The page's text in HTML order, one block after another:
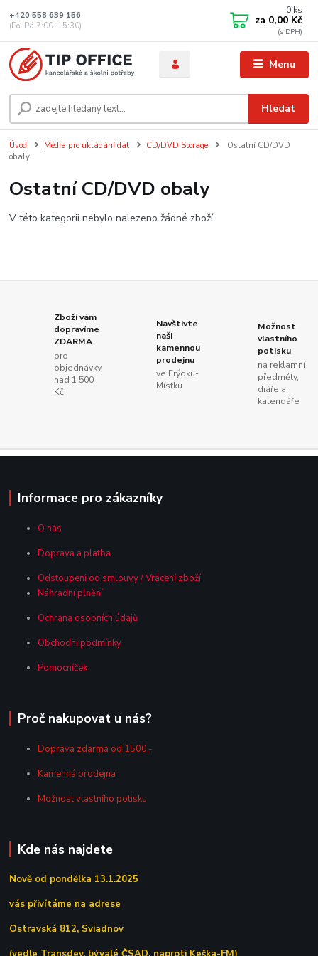
Menu
Hledat
+420 558 639 156
(Po–Pá 7:00–15:30)
0 ks
za 0,00 Kč
Úvod Média pro ukládání dat CD/DVD Storage
Ostatní CD/DVD
obaly
Ostatní CD/DVD obaly
V této kategorii nebylo nalezeno žádné zboží.
Zboží vám
dopravíme
ZDARMA
pro
objednávky
nad 1 500
Kč
Navštivte
naši
kamennou
prodejnu
ve Frýdku-
Místku
Možnost
vlastního
potisku
na reklamní
předměty,
diáře a
kalendáře
Informace pro zákazníky
O nás
Doprava a platba
Odstoupeni od smlouvy / Vrácení zboží
Náhradní plnění
Ochrana osobních údajů
Obchodní podmínky
Pomocníček
Proč nakupovat u nás?
Doprava zdarma od 1500,-
Kamenná prodejna
Možnost vlastního potisku
Kde nás najdete
Nově od pondělka 13.1.2025
vás přivítáme na adrese
Ostravská 812, Sviadnov